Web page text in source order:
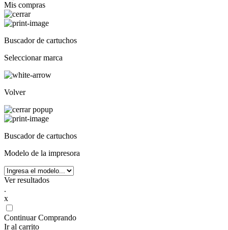
Mis compras
Buscador de cartuchos
Seleccionar marca
Volver
Buscador de cartuchos
Modelo de la impresora
Ver resultados
.
x
Continuar Comprando
Ir al carrito